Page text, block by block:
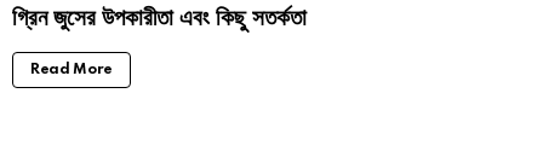
গ্রিন জুসের উপকারীতা এবং কিছু সতর্কতা
Read More